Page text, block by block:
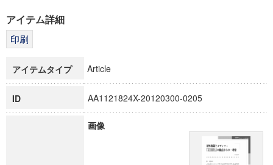
科学研究費補助金研究成果報告書
博士課程教育リーディングプログラム「超成熟社会発展のサ
アイテム詳細
アイテムタイプ Article
ID AA1121824X-20120300-0205
画像